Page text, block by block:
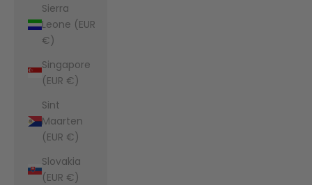
Sierra
Leone (EUR
€)
Singapore
(EUR €)
Sint
Maarten
(EUR €)
Slovakia
(EUR €)